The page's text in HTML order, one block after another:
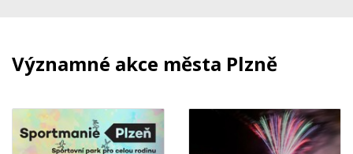
Významné akce města Plzně